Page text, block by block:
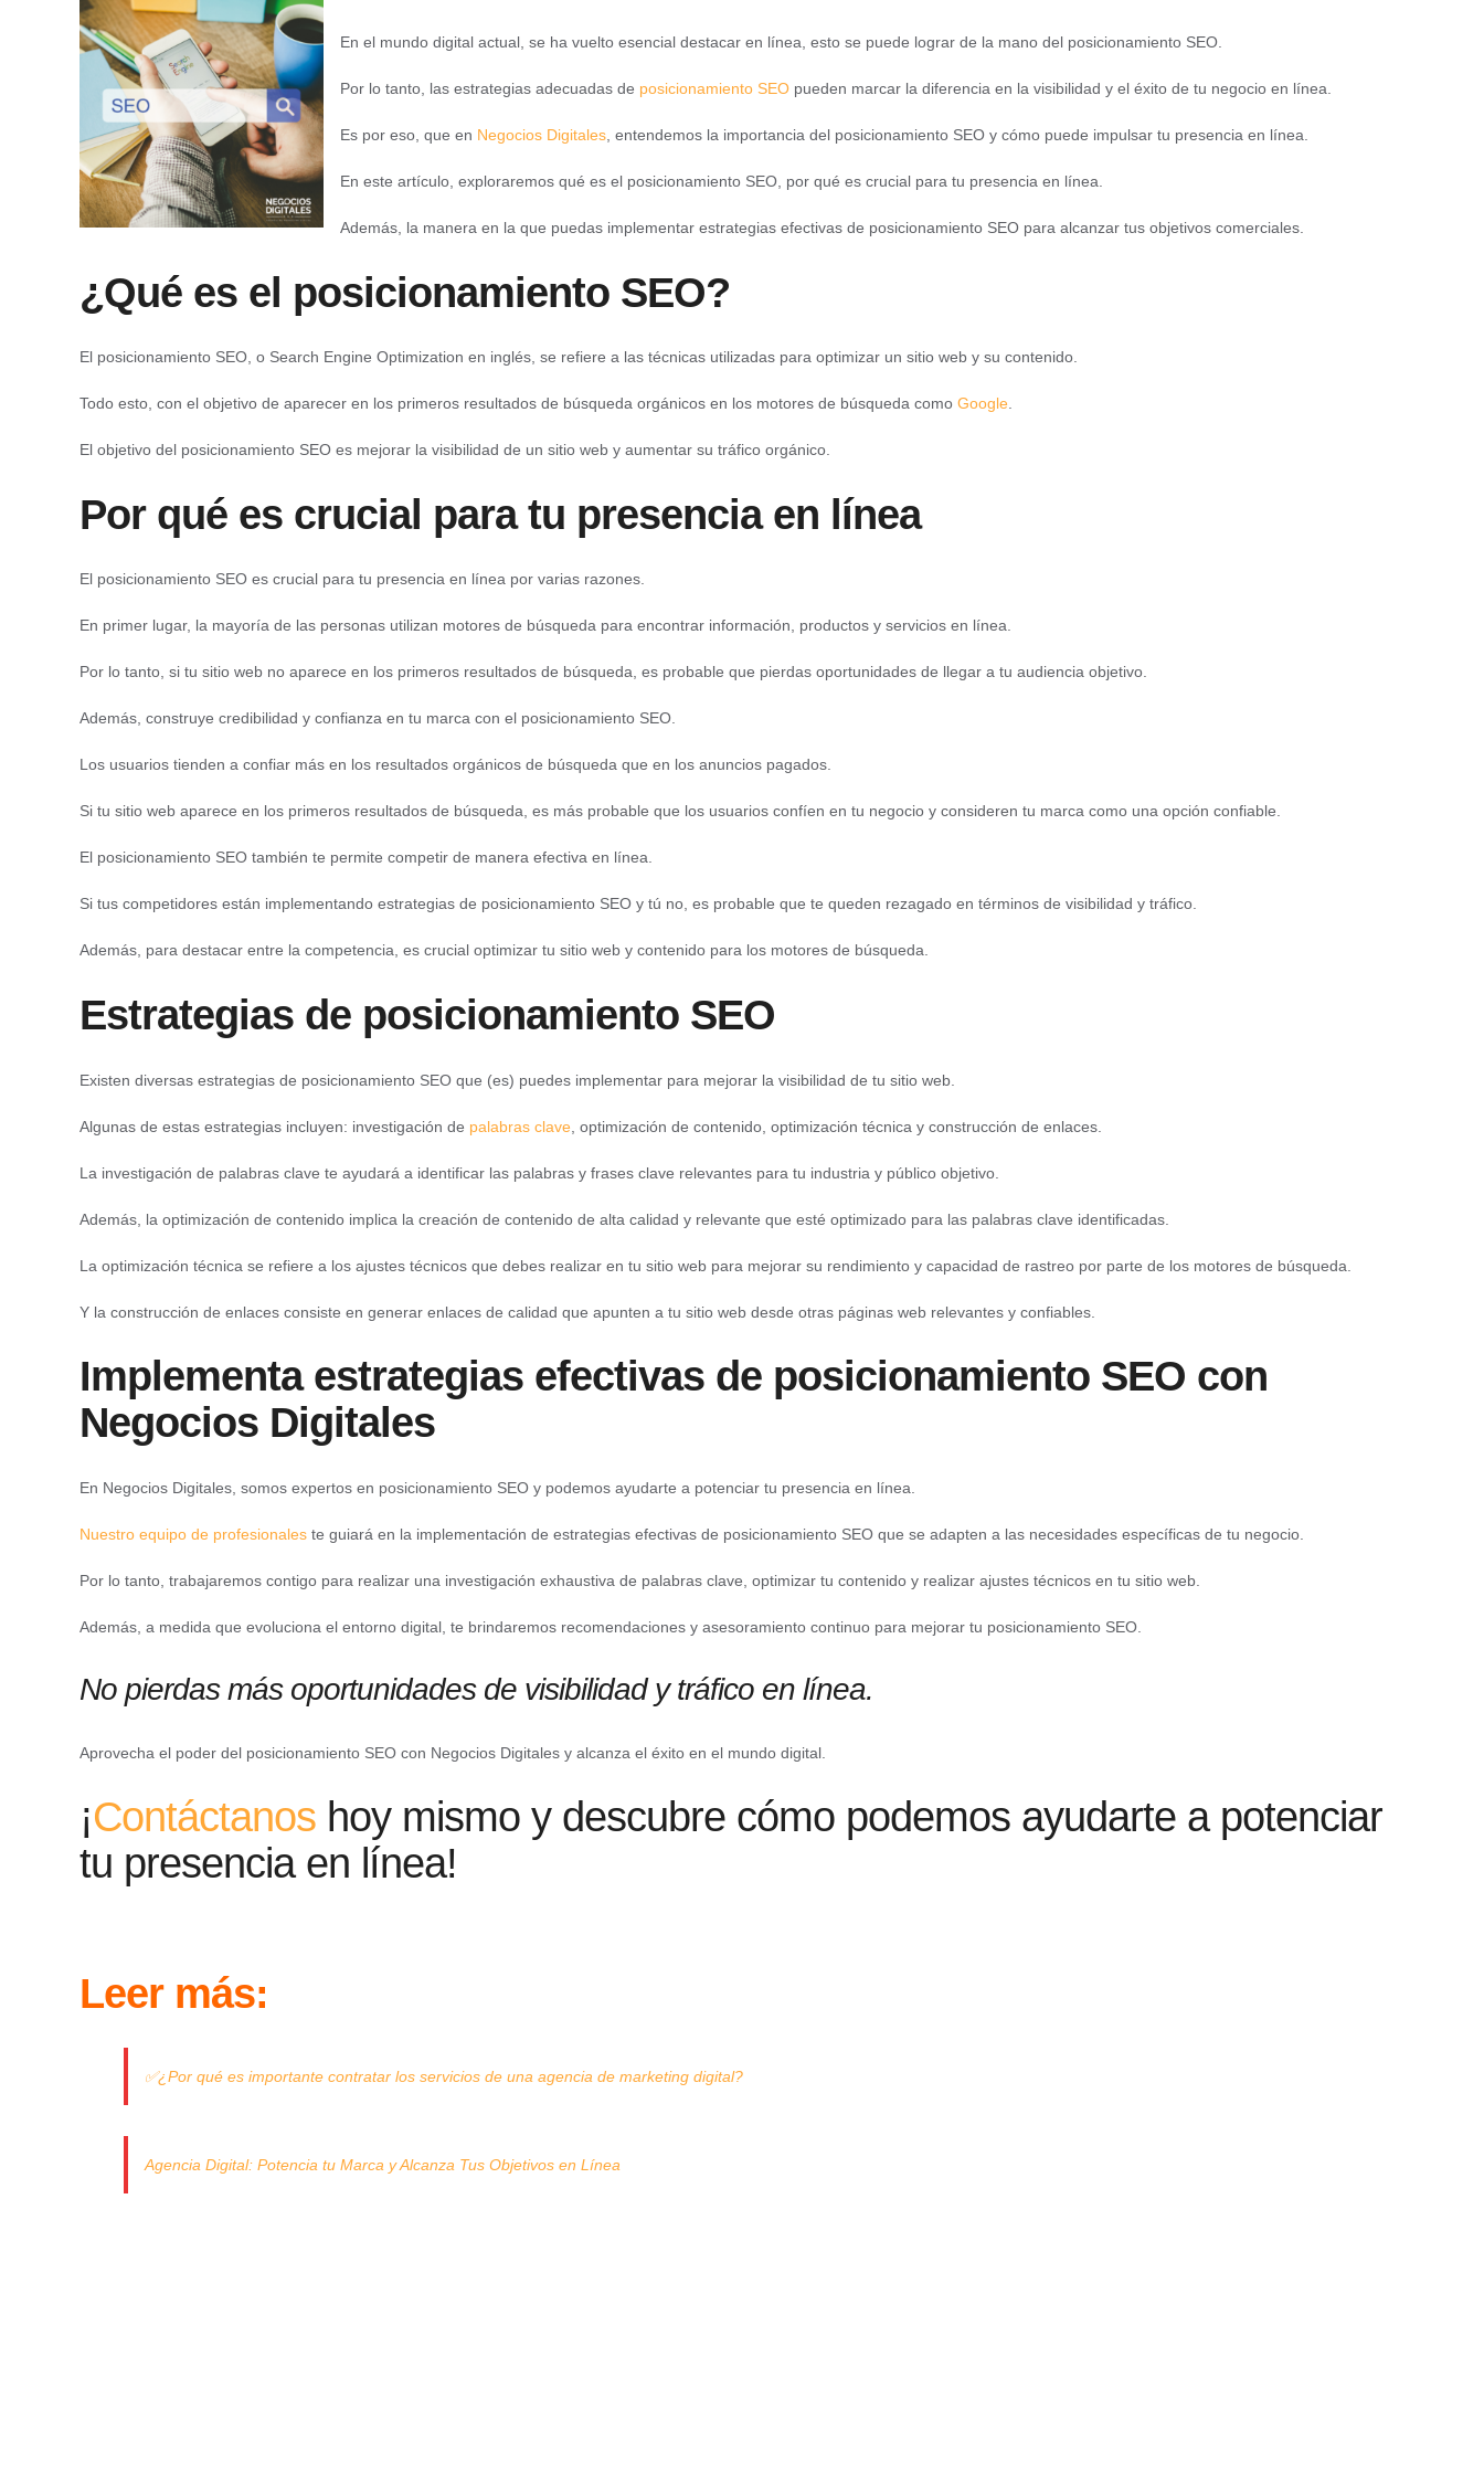
En el mundo digital actual, se ha vuelto esencial destacar en línea, esto se puede lograr de la mano del posicionamiento SEO.
Por lo tanto, las estrategias adecuadas de posicionamiento SEO pueden marcar la diferencia en la visibilidad y el éxito de tu negocio en línea.
Es por eso, que en Negocios Digitales , entendemos la importancia del posicionamiento SEO y cómo puede impulsar tu presencia en línea.
En este artículo, exploraremos qué es el posicionamiento SEO, por qué es crucial para tu presencia en línea.
Además, la manera en la que puedas implementar estrategias efectivas de posicionamiento SEO para alcanzar tus objetivos comerciales.
¿Qué es el posicionamiento SEO?
El posicionamiento SEO, o Search Engine Optimization en inglés, se refiere a las técnicas utilizadas para optimizar un sitio web y su contenido.
Todo esto, con el objetivo de aparecer en los primeros resultados de búsqueda orgánicos en los motores de búsqueda como Google
El objetivo del posicionamiento SEO es mejorar la visibilidad de un sitio web y aumentar su tráfico orgánico.
Por qué es crucial para tu presencia en línea
El posicionamiento SEO es crucial para tu presencia en línea por varias razones.
En primer lugar, la mayoría de las personas utilizan motores de búsqueda para encontrar información, productos y servicios en línea.
Por lo tanto, si tu sitio web no aparece en los primeros resultados de búsqueda, es probable que pierdas oportunidades de llegar a tu audiencia objetivo.
Además, construye credibilidad y confianza en tu marca con el posicionamiento SEO.
Los usuarios tienden a confiar más en los resultados orgánicos de búsqueda que en los anuncios pagados.
Si tu sitio web aparece en los primeros resultados de búsqueda, es más probable que los usuarios confíen en tu negocio y consideren tu marca como una opción confiable.
El posicionamiento SEO también te permite competir de manera efectiva en línea.
Si tus competidores están implementando estrategias de posicionamiento SEO y tú no, es probable que te queden rezagado en términos de visibilidad y tráfico.
Además, para destacar entre la competencia, es crucial optimizar tu sitio web y contenido para los motores de búsqueda.
Estrategias de posicionamiento SEO
Existen diversas estrategias de posicionamiento SEO que (es) puedes implementar para mejorar la visibilidad de tu sitio web.
Algunas de estas estrategias incluyen: investigación de palabras clave , optimización de contenido, optimización técnica y construcción de enlaces.
La investigación de palabras clave te ayudará a identificar las palabras y frases clave relevantes para tu industria y público objetivo.
Además, la optimización de contenido implica la creación de contenido de alta calidad y relevante que esté optimizado para las palabras clave identificadas.
La optimización técnica se refiere a los ajustes técnicos que debes realizar en tu sitio web para mejorar su rendimiento y capacidad de rastreo por parte de los motores de búsqueda.
Y la construcción de enlaces consiste en generar enlaces de calidad que apunten a tu sitio web desde otras páginas web relevantes y confiables.
Implementa estrategias efectivas de posicionamiento SEO con
Negocios Digitales
En Negocios Digitales, somos expertos en posicionamiento SEO y podemos ayudarte a potenciar tu presencia en línea.
Nuestro equipo de profesionales te guiará en la implementación de estrategias efectivas de posicionamiento SEO que se adapten a las necesidades específicas de tu negocio.
Por lo tanto, trabajaremos contigo para realizar una investigación exhaustiva de palabras clave, optimizar tu contenido y realizar ajustes técnicos en tu sitio web.
Además, a medida que evoluciona el entorno digital, te brindaremos recomendaciones y asesoramiento continuo para mejorar tu posicionamiento SEO.
No pierdas más oportunidades de visibilidad y tráfico en línea.
Aprovecha el poder del posicionamiento SEO con Negocios Digitales y alcanza el éxito en el mundo digital.
¡Contáctanos hoy mismo y descubre cómo podemos ayudarte a potenciar
tu presencia en línea!
Leer más:
✅¿Por qué es importante contratar los servicios de una agencia de marketing digital?
Agencia Digital: Potencia tu Marca y Alcanza Tus Objetivos en Línea